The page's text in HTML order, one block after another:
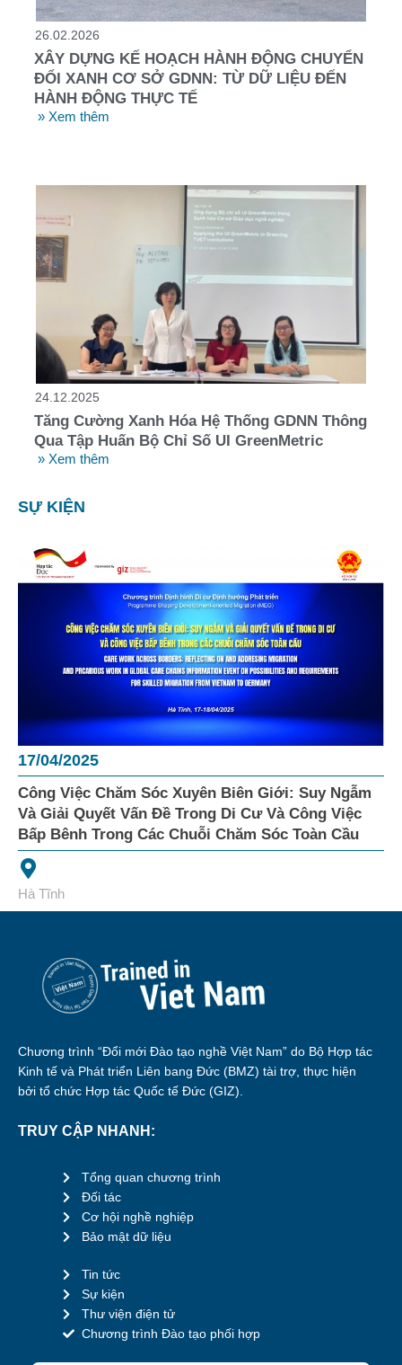
26.02.2026
XÂY DỰNG KẾ HOẠCH HÀNH ĐỘNG CHUYỂN
ĐỔI XANH CƠ SỞ GDNN: TỪ DỮ LIỆU ĐẾN
HÀNH ĐỘNG THỰC TẾ
» Xem thêm
24.12.2025
Tăng Cường Xanh Hóa Hệ Thống GDNN Thông
Qua Tập Huấn Bộ Chỉ Số UI GreenMetric
» Xem thêm
SỰ KIỆN
17/04/2025
Công Việc Chăm Sóc Xuyên Biên Giới: Suy Ngẫm
Và Giải Quyết Vấn Đề Trong Di Cư Và Công Việc
Bấp Bênh Trong Các Chuỗi Chăm Sóc Toàn Cầu
Hà Tĩnh
Chương trình “Đổi mới Đào tạo nghề Việt Nam” do Bộ Hợp tác
Kinh tế và Phát triển Liên bang Đức (BMZ) tài trợ, thực hiện
bởi tổ chức Hợp tác Quốc tế Đức (GIZ).
TRUY CẬP NHANH:
Tổng quan chương trình
Đối tác
Cơ hội nghề nghiệp
Bảo mật dữ liệu
Tin tức
Sự kiện
Thư viện điện tử
Chương trình Đào tạo phối hợp